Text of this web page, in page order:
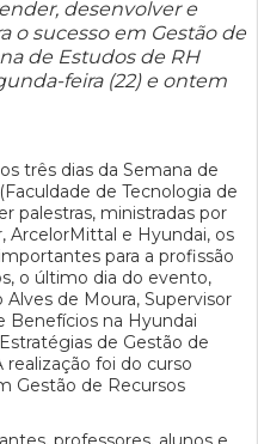
desenvolver e
o sucesso em Gestão de
de Estudos de RH
feira (22) e ontem
três dias da Semana de
de Tecnologia de
palestras, ministradas por
ArcelorMittal e Hyundai, os
para a profissão
o último dia do evento,
de Moura, Supervisor
Benefícios na Hyundai
de Gestão de
realização foi do curso
Gestão de Recursos